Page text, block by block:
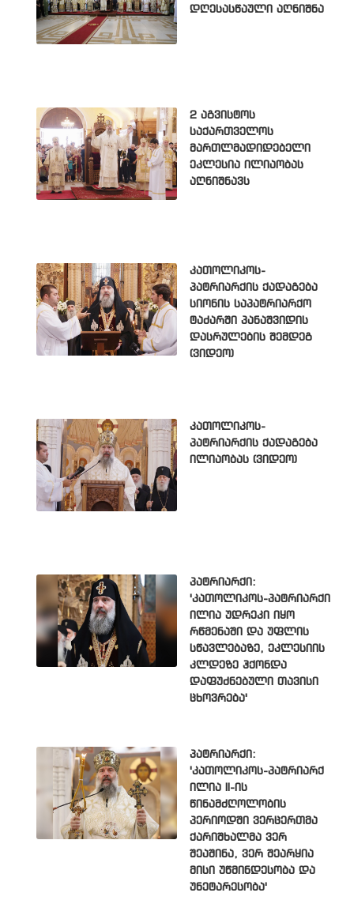
დღესასწაული აღნიშნა
2 აგვისტოს
საქართველოს
მართლმადიდებელი
ეკლესია ილიაობას
აღნიშნავს
კათოლიკოს-
პატრიარქის ქადაგება
სიონის საპატრიარქო
ტაძარში პანაშვიდის
დასრულების შემდეგ
(ვიდეო)
კათოლიკოს-
პატრიარქის ქადაგება
ილიაობას (ვიდეო)
პატრიარქი:
'კათოლიკოს-პატრიარქი
ილია უდრეკი იყო
რწმენაში და უფლის
სწავლებაზე, ეკლესიის
კლდეზე ჰქონდა
დაფუძნებული თავისი
ცხოვრება'
პატრიარქი:
'კათოლიკოს-პატრიარქ
ილია II-ის
წინამძღოლობის
პერიოდში ვერცერთმა
ქარიშხალმა ვერ
შეაშინა, ვერ შეარყია
მისი უწმინდესობა და
უნეტარესობა'